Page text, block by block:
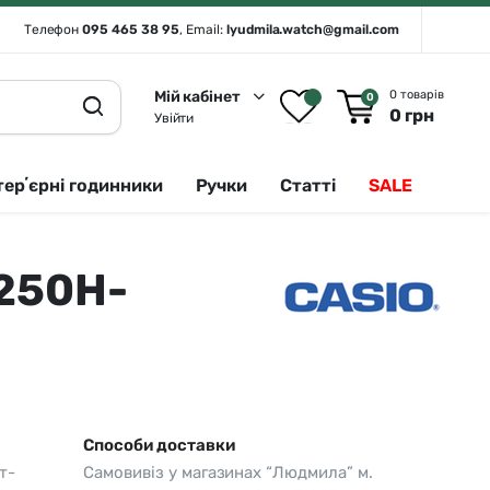
Телефон095 465 38 95, Email: lyudmila.watch@gmail.com
Мій кабінет
Увійти
0 0 товарів
0 грн
Seiko (інтерʼєрні годинники)
Sergio Tacchini
Зелений
Синій
годинники Ручки Статті SALE
Способи доставки
Самовивіз у магазинах “Людмила” м.